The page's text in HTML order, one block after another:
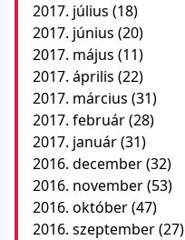
2017. július (18)
2017. június (20)
2017. május (11)
2017. április (22)
2017. március (31)
2017. február(28)
2017. január(31)
2016. december(32)
2016. november(53)
2016. október(47)
2016. szeptember(27)